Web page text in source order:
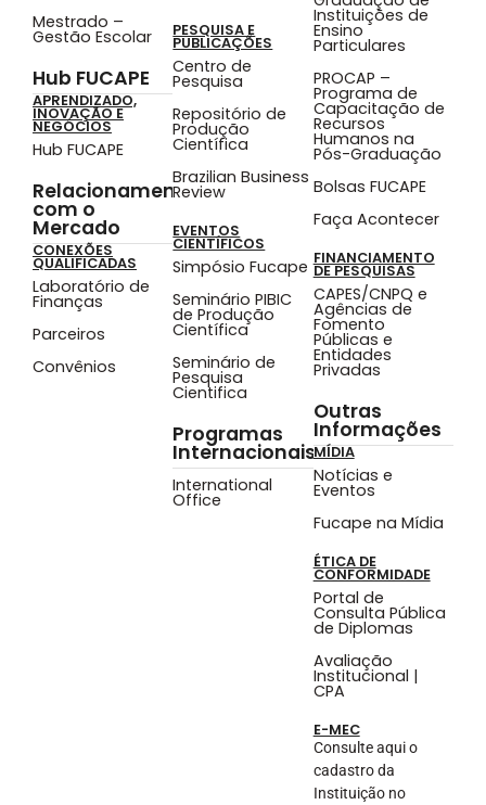
Mestrado –
Gestão Escolar
Hub FUCAPE
APRENDIZADO,
INOVAÇÃO E
NEGÓCIOS
Hub FUCAPE
Relacionamento
com o
Mercado
CONEXÕES
QUALIFICADAS
Laboratório de
Finanças
Parceiros
Convênios
PESQUISA E
PUBLICAÇÕES
Centro de
Pesquisa
Repositório de
Produção
Científica
Brazilian Business
Review
EVENTOS
CIENTÍFICOS
Simpósio Fucape
Seminário PIBIC
de Produção
Científica
Seminário de
Pesquisa
Cientifica
Programas
Internacionais
International
Office
Instituições de
Ensino
Particulares
PROCAP –
Programa de
Capacitação de
Recursos
Humanos na
Pós-Graduação
Bolsas FUCAPE
Faça Acontecer
FINANCIAMENTO
DE PESQUISAS
CAPES/CNPQ e
Agências de
Fomento
Públicas e
Entidades
Privadas
Outras
Informações
MÍDIA
Notícias e
Eventos
Fucape na Mídia
ÉTICA DE
CONFORMIDADE
Portal de
Consulta Pública
de Diplomas
Avaliação
Institucional |
CPA
E-MEC
Consulte aqui o
cadastro da
Instituição no